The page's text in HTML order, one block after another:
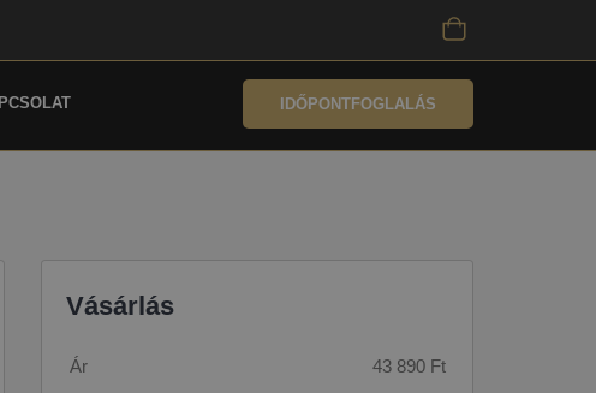
IDŐPONTFOGLALÁS
Vásárlás
Ár 43 890 Ft